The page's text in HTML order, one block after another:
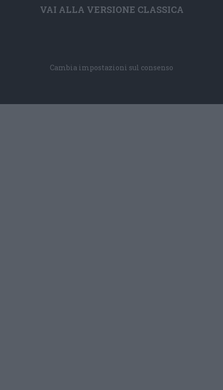
VAI ALLA VERSIONE CLASSICA
Cambia impostazioni sul consenso